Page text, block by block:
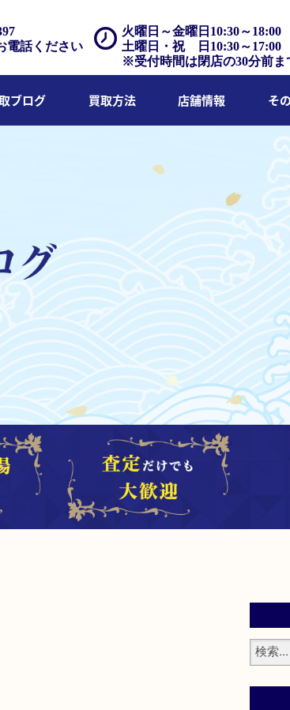
火曜日～金曜日10:30～18:00
土曜日・祝 日10:30～17:00
※受付時間は閉店の30分前ま
電話ください
ブログ 買取方法 店舗情報 そ